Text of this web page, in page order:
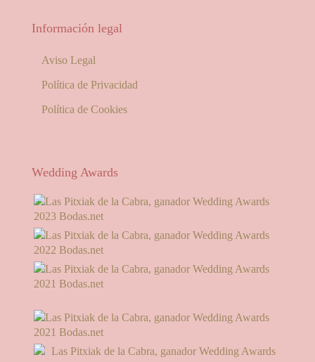
Información legal
Aviso Legal
Política de Privacidad
Política de Cookies
Wedding Awards